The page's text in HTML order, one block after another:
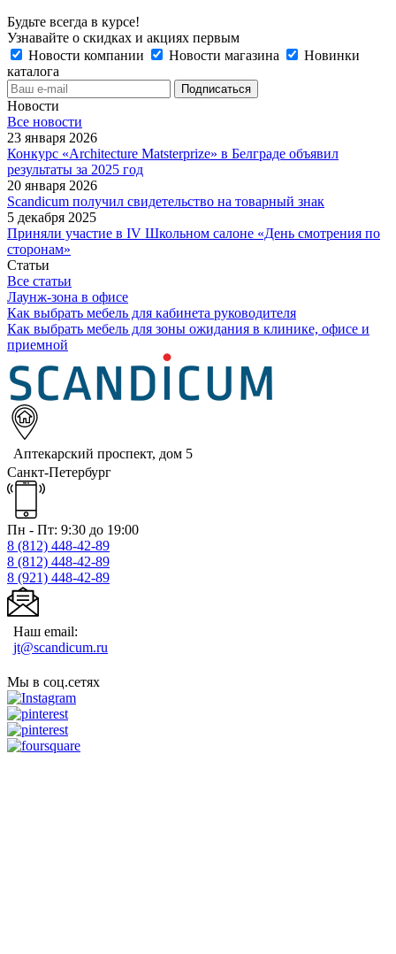
Будьте всегда в курсе!
Узнавайте о скидках и акциях первым
Новости компании
Новости магазина
Новинки
каталога
Новости
Все новости
23 января 2026
Конкурс «Architecture Matsterprize» в Белграде объявил
результаты за 2025 год
20 января 2026
Scandicum получил свидетельство на товарный знак
5 декабря 2025
Приняли участие в IV Школьном салоне «День смотрения по
сторонам»
Статьи
Все статьи
Лаунж-зона в офисе
Как выбрать мебель для кабинета руководителя
Как выбрать мебель для зоны ожидания в клинике, офисе и
приемной
Аптекарский проспект, дом 5
Санкт-Петербург
Пн - Пт: 9:30 до 19:00
8 (812) 448-42-89
8 (812) 448-42-89
8 (921) 448-42-89
Наш email:
jt@scandicum.ru
Мы в соц.сетях